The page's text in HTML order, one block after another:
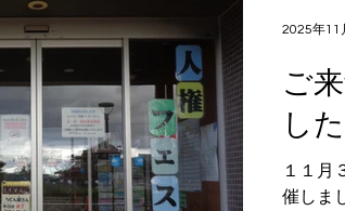
がとう
ご
した
１１月
催しま
2025年11